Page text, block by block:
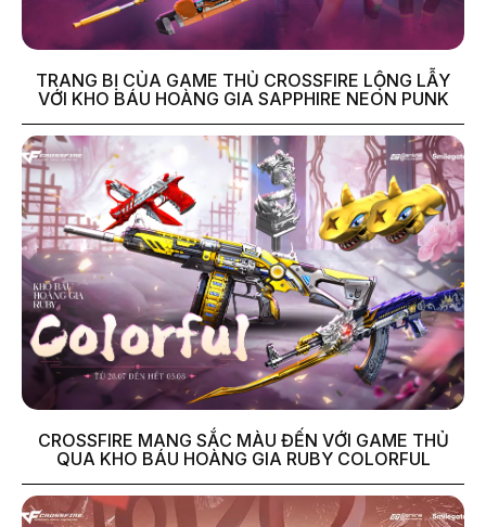
TRANG BỊ CỦA GAME THỦ CROSSFIRE LỘNG LẪY
VỚI KHO BÁU HOÀNG GIA SAPPHIRE NEON PUNK
CROSSFIRE MANG SẮC MÀU ĐẾN VỚI GAME THỦ
QUA KHO BÁU HOÀNG GIA RUBY COLORFUL